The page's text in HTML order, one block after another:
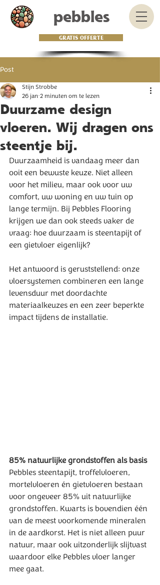
GRATIS OFFERTE
pebbles
Post
Duurzame design
vloeren. Wij dragen ons
steentje bij.
Stijn Strobbe
26 jan 2 minuten om te lezen
Duurzaamheid is vandaag meer dan
ooit een bewuste keuze. Niet alleen
voor het milieu, maar ook voor uw
comfort, uw woning en uw tuin op
lange termijn. Bij Pebbles Flooring
krijgen we dan ook steeds vaker de
vraag: hoe duurzaam is steentapijt of
een gietvloer eigenlijk?
Het antwoord is geruststellend: onze
vloersystemen combineren een lange
levensduur met doordachte
materiaalkeuzes en een zeer beperkte
impact tijdens de installatie.
85% natuurlijke grondstoffen als basis
Pebbles steentapijt, troffelvloeren,
mortelvloeren én gietvloeren bestaan
voor ongeveer 85% uit natuurlijke
grondstoffen. Kwarts is bovendien één
van de meest voorkomende mineralen
in de aardkorst. Het is niet alleen puur
natuur, maar ook uitzonderlijk slijtvast
waardoor elke Pebbles vloer langer
mee gaat.